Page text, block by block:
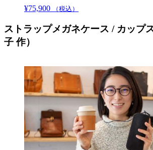
¥75,900 （税込）
商
数
の
リ
エ
ー
シ
ストラップメガネケース / カップ
子 作）